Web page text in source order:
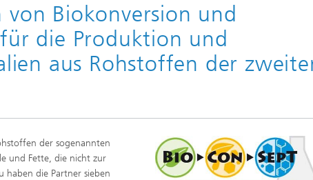
von Biokonversion und
die Produktion und
aus Rohstoffen der
der sogenannten
und Fette, die nicht zur
die Partner sieben